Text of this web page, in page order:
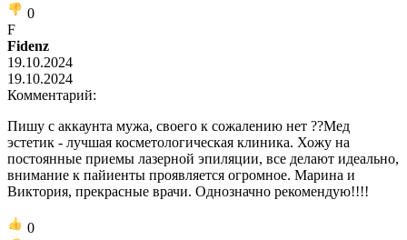
0
F
Fidenz
19.10.2024
19.10.2024
Комментарий:
Пишу с аккаунта мужа, своего к сожалению нет ??Мед
эстетик - лучшая косметологическая клиника. Хожу на
постоянные приемы лазерной эпиляции, все делают идеально,
внимание к пайиенты проявляется огромное. Марина и
Виктория, прекрасные врачи. Однозначно рекомендую!!!!
0